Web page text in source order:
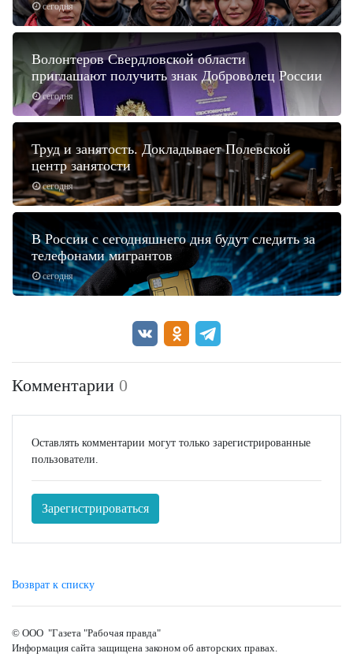
сегодня
сегодня
Волонтеров Свердловской области
приглашают получить знак Доброволец России
сегодня
Труд и занятость. Докладывает Полевской
центр занятости
сегодня
В России с сегодняшнего дня будут следить за
телефонами мигрантов
Комментарии 0
Оставлять комментарии могут только зарегистрированные
пользователи.
Зарегистрироваться
Возврат к списку
© ООО "Газета "Рабочая правда"
Информация сайта защищена законом об авторских правах.